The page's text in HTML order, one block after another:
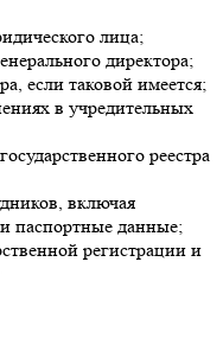
лица;
директора;
если таковой имеется;
в учредительных
реестра
включая
паспортные данные;
регистрации и